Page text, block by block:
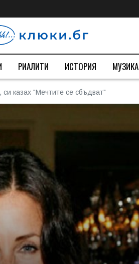
РИАЛИТИ ИСТОРИЯ МУЗИКА
казах "Мечтите се сбъдват"